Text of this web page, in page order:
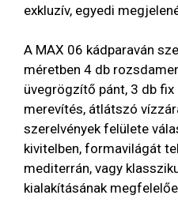
exkluzív, egyedi
A MAX 06 kádparaván
méretben 4 db
üvegrögzítő pánt, 3 db
merevítés, átlátszó
szerelvények felülete
kivitelben, formavilágát
mediterrán, vagy
kialakításának